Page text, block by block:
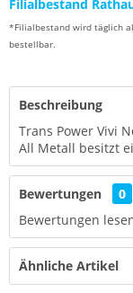
Filialbestand
*Filialbestand wird täglich
bestellbar.
Beschreibung
Trans Power Vivi
All Metall besitzt
Bewertungen
0
Bewertungen
Ähnliche Artikel